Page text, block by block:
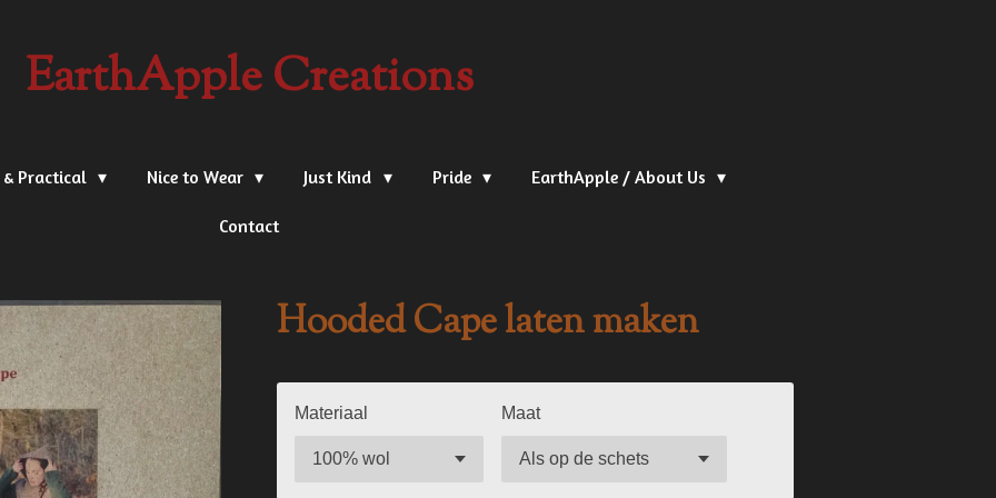
EarthApple Creations
Practical Nice to Wear Just Kind Pride EarthApple / About Us
Contact
Hooded Cape laten maken
Materiaal Maat